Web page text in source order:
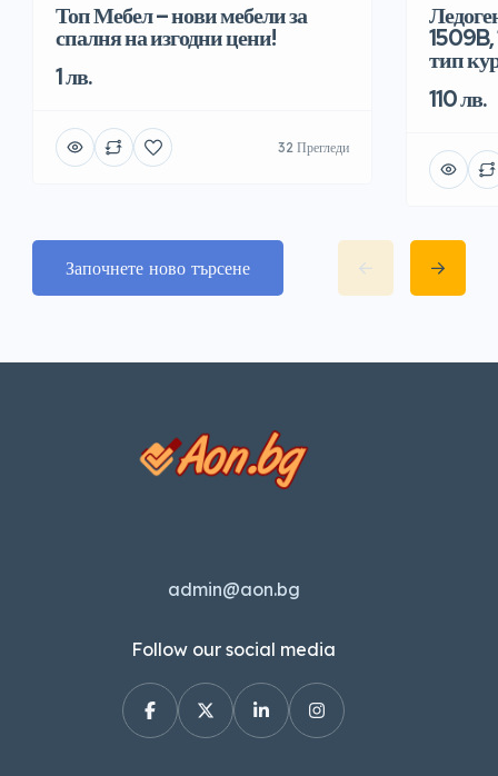
Топ Мебел – нови мебели за
спалня на изгодни цени!
1 лв.
32 Прегледи
1509B,
тип
110 лв.
Започнете ново търсене
admin@aon.bg
Follow our social media